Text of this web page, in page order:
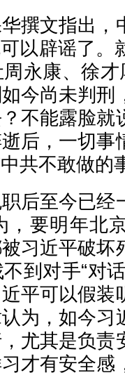
文指出，
以辟谣了。
永康、徐才
今尚未判刑
不能露脸就
后，一切事
共不敢做的
至今已经
，要明年北
习近平破坏
到对手“对
平可以假装
为，如今习
尤其是负责
才有安全感